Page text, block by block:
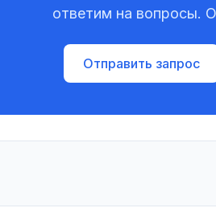
ответим на вопросы.
Отправить запрос